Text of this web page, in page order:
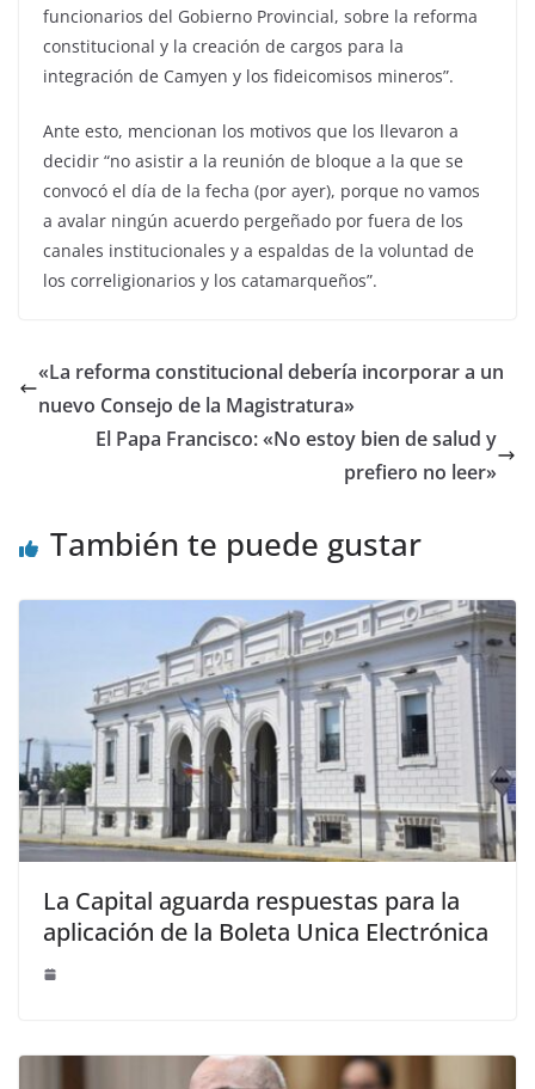
funcionarios del Gobierno Provincial, sobre la reforma
constitucional y la creación de cargos para la
integración de Camyen y los fideicomisos mineros”.
Ante esto, mencionan los motivos que los llevaron a
decidir “no asistir a la reunión de bloque a la que se
convocó el día de la fecha (por ayer), porque no vamos
a avalar ningún acuerdo pergeñado por fuera de los
canales institucionales y a espaldas de la voluntad de
los correligionarios y los catamarqueños”.
«La reforma constitucional debería incorporar a un
nuevo Consejo de la Magistratura»
El Papa Francisco: «No estoy bien de salud y
prefiero no leer»
También te puede gustar
La Capital aguarda respuestas para la
aplicación de la Boleta Unica Electrónica